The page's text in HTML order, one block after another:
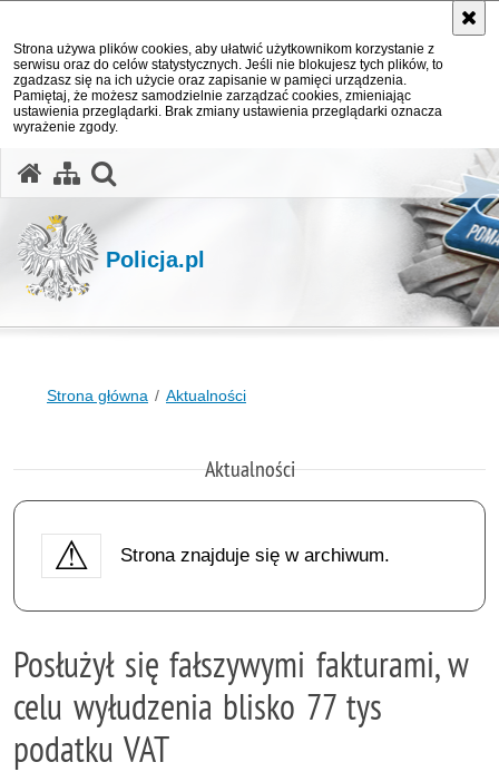
Strona używa plików cookies, aby ułatwić użytkownikom korzystanie z
serwisu oraz do celów statystycznych. Jeśli nie blokujesz tych plików, to
zgadzasz się na ich użycie oraz zapisanie w pamięci urządzenia.
Pamiętaj, że możesz samodzielnie zarządzać cookies, zmieniając
ustawienia przeglądarki. Brak zmiany ustawienia przeglądarki oznacza
wyrażenie zgody.
Policja.pl
Strona główna Aktualności
Aktualności
Strona znajduje się w archiwum.
Posłużył się fałszywymi fakturami, w
celu wyłudzenia blisko 77 tys
podatku VAT